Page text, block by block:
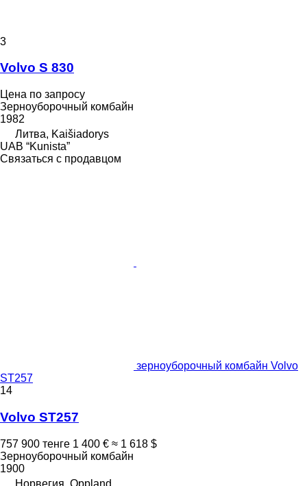
3
Volvo S 830
Цена по запросу
Зерноуборочный комбайн
1982
Литва, Kaišiadorys
UAB “Kunista”
Связаться с продавцом
зерноуборочный комбайн Volvo
ST257
14
Volvo ST257
757 900 тенге 1 400 € ≈ 1 618 $
Зерноуборочный комбайн
1900
Норвегия, Oppland